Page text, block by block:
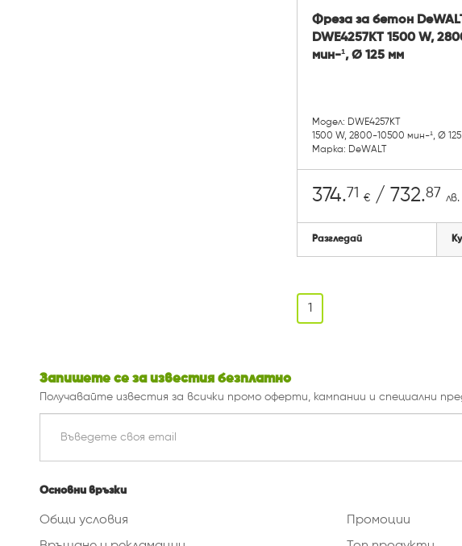
Фреза за бетон
DWE4257KT 1500 W,
мин-¹, Ø 125 мм
Модел: DWE4257KT
1500 W, 2800-10500 мин-¹, Ø
Марка: DeWALT
374.71 €/ 732.87 лв.
Разгледай
1
Запишете се за известия безплатно
Получавайте известия за всички промо оферти, кампании и специални
Основни връзки
Общи условия
Промоции